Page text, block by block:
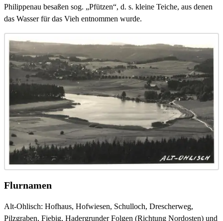
Philippenau besaßen sog. „Pfützen“, d. s. kleine Teiche, aus denen
das Wasser für das Vieh entnommen wurde.
Flurnamen
Alt-Ohlisch: Hofhaus, Hofwiesen, Schulloch, Drescherweg,
Pilzgraben, Fiebig, Hadergrunder Folgen (Richtung Nordosten) und